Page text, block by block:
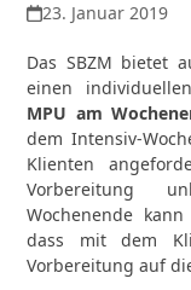
23. Januar 2019
Das SBZM bietet
einen
MPU am
dem Intensiv-
Klienten
Vorbereitung
Wochenende
dass mit dem
Vorbereitung auf